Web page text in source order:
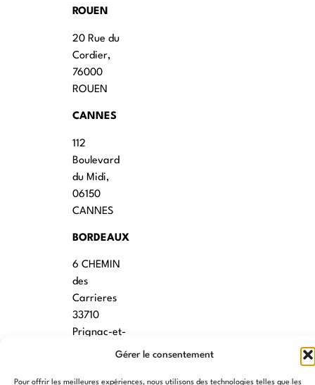
Gérer le consentement
Pour offrir les meilleures expériences, nous utilisons des technologies telles que les
ROUEN
20 Rue du
Cordier,
76000
ROUEN
CANNES
112
Boulevard
du Midi,
06150
CANNES
BORDEAUX
6 CHEMIN
des
Carrieres
33710
Prignac-et-
Marcamps
MONTPELLIER